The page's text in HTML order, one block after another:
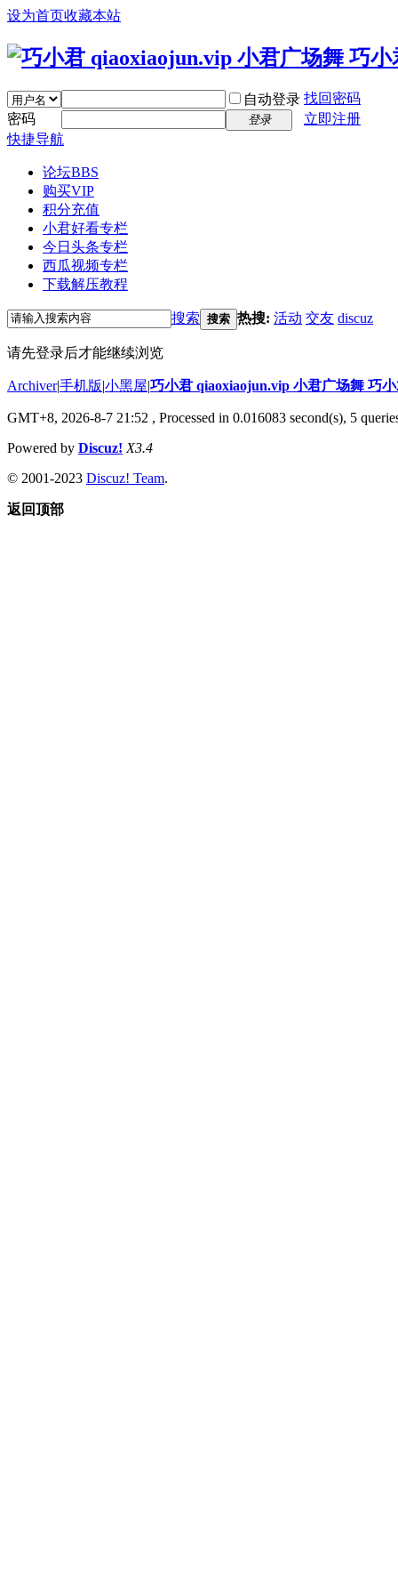
设为首页收藏本站
自动登录 找回密码
密码
登录
立即注册
快捷导航
论坛BBS
购买VIP
积分充值
小君好看专栏
今日头条专栏
西瓜视频专栏
下载解压教程
搜索 搜索 热搜: 活动 交友 discuz
请先登录后才能继续浏览
Archiver|手机版|小黑屋|巧小君 qiaoxiaojun.vip 小君广场舞 巧
GMT+8, 2026-8-7 21:52 , Processed in 0.016083 second(s), 5
Powered by Discuz! X3.4
© 2001-2023 Discuz! Team.
返回顶部